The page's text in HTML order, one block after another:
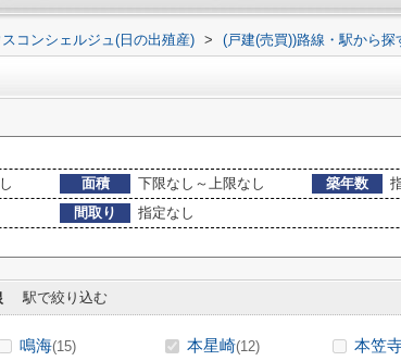
コンシェルジュ(日の出殖産) > (戸建(売買))路線・駅から探
面積 下限なし～上限なし 築年数
間取り
指定なし
駅で絞り込む
鳴海(15) 本星崎(12) 本笠